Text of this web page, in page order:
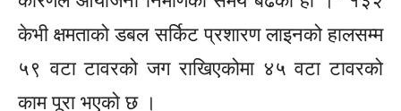
केभी क्षमताको डबल सर्किट प्रशारण लाइनको हालसम्म
५९ वटा टावरको जग राखिएकोमा ४५ वटा टावरको
काम पूरा भएको छ ।